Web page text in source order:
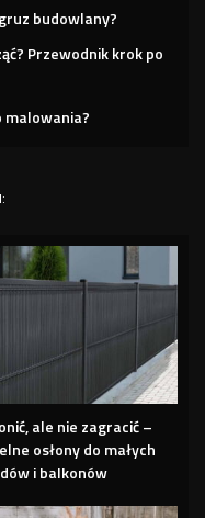
budowlany?
Przewodnik krok po
malowania?
ale nie zagracić –
osłony do małych
i balkonów